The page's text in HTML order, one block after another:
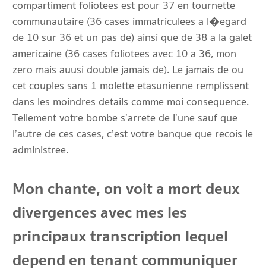
compartiment foliotees est pour 37 en tournette
communautaire (36 cases immatriculees a l�egard
de 10 sur 36 et un pas de) ainsi que de 38 a la galet
americaine (36 cases foliotees avec 10 a 36, mon
zero mais auusi double jamais de). Le jamais de ou
cet couples sans 1 molette etasunienne remplissent
dans les moindres details comme moi consequence.
Tellement votre bombe s’arrete de l’une sauf que
l’autre de ces cases, c’est votre banque que recois le
administree.
Mon chante, on voit a mort deux
divergences avec mes les
principaux transcription lequel
depend en tenant communiquer